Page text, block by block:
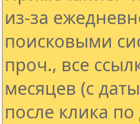
из-за
поисковыми
проч., все
месяцев (с
после клика